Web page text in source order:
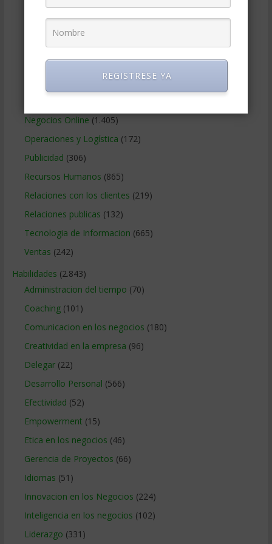
Gobierno Corporativo(11)
Marketing(988)
Marketing Digital(247)
Métodos Gerenciales(280)
Negocios Online (1.405)
Operaciones y Logística (172)
Publicidad (306)
Recursos Humanos (865)
Relaciones con los clientes (219)
Relaciones publicas (132)
Tecnologia de Informacion (665)
Ventas (242)
Habilidades (2.843)
Administracion del tiempo (70)
Coaching(101)
Comunicacion en los negocios (180)
Creatividad en la empresa (96)
Delegar(22)
Desarrollo Personal (566)
Efectividad (52)
Empowerment (15)
Etica en los negocios (46)
Gerencia de Proyectos (66)
Idiomas (51)
Innovacion en los Negocios (224)
Inteligencia en los negocios (102)
Liderazgo (331)
REGISTRESE YA